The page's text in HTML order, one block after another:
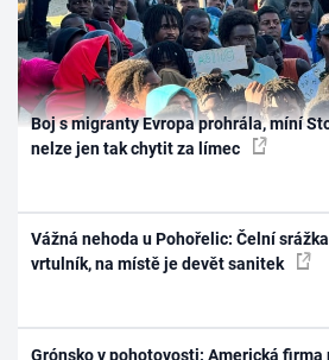
Boj s migranty Evropa prohrála, míní
nelze jen tak chytit za límec
Vážná nehoda u Pohořelic: Čelní
vrtulník, na místě je devět sanitek
Grónsko v pohotovosti: Americká